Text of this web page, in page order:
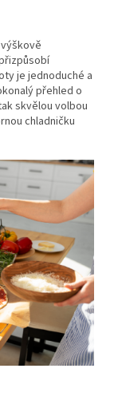
je jednoduché a
přehled o
skvělou volbou
chladničku